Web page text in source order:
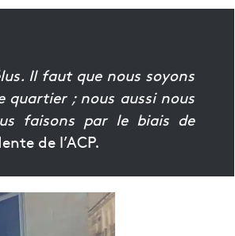
Il faut que nous soyons
quartier ; nous aussi nous
faisons par le biais de
de l’ACP.